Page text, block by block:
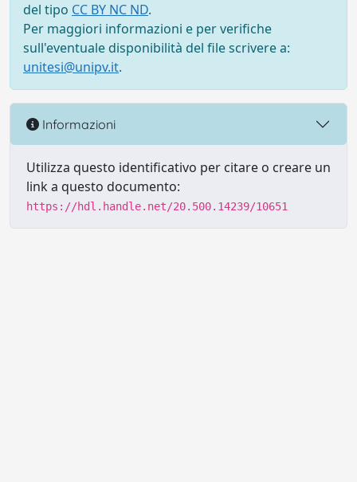
del tipo CC BY NC ND.
Per maggiori informazioni e per verifiche
sull'eventuale disponibilità del file scrivere a:
unitesi@unipv.it.
Informazioni
Utilizza questo identificativo per citare o creare un
link a questo documento:
https://hdl.handle.net/20.500.14239/10651